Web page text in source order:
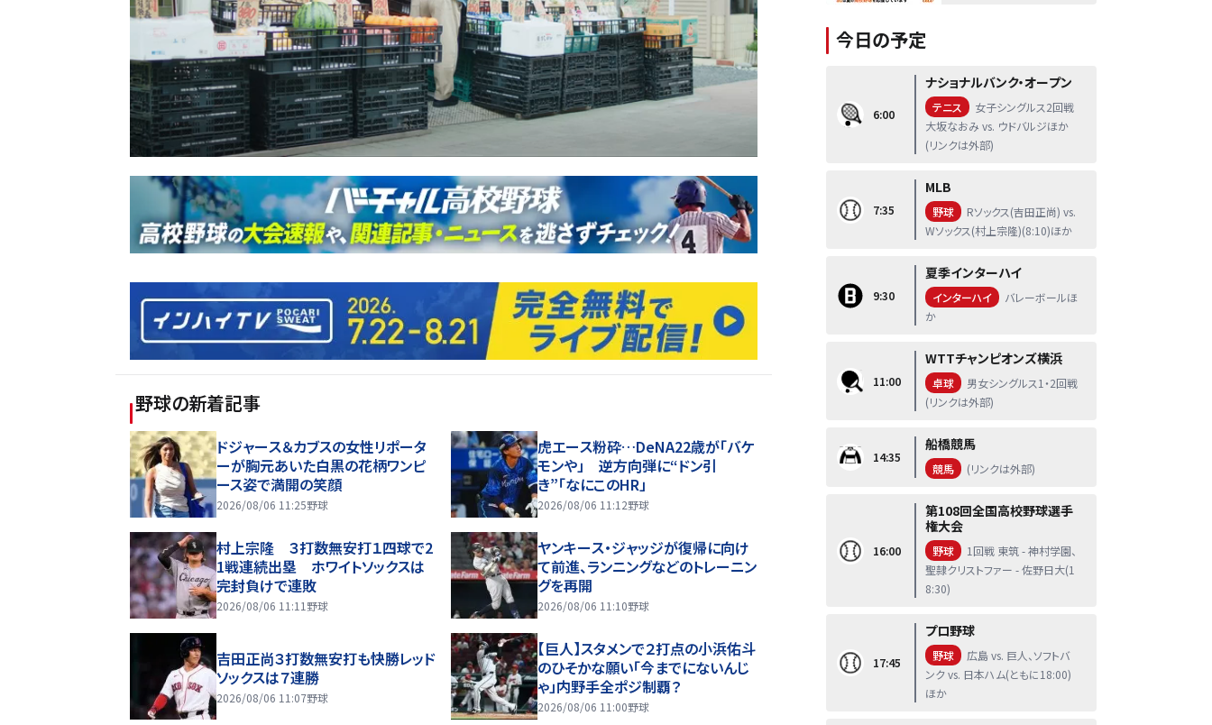
野球の新着記事
ドジャース＆カブスの女性リポータ
ーが胸元あいた白黒の花柄ワンピ
ース姿で満開の笑顔
2026/08/06 11:25野球
虎エース粉砕…DeNA22歳が「バケ
モンや」 逆方向弾に“ドン引
き”「なにこのHR」
2026/08/06 11:12野球
村上宗隆 ３打数無安打１四球で2
1戦連続出塁 ホワイトソックスは
完封負けで連敗
2026/08/06 11:11 野球
ヤンキース・ジャッジが復帰に向け
て前進、ランニングなどのトレーニン
グを再開
2026/08/06 11:10野球
吉田正尚３打数無安打も快勝レッド
ソックスは７連勝
2026/08/06 11:07野球
【巨人】スタメンで２打点の小浜佑斗
のひそかな願い「今までにないんじ
ゃ」内野手全ポジ制覇？
2026/08/06 11:00野球
今日の予定
6:00
ナショナルバンク・オープン
テニス
女子シングルス2回戦
大坂なおみ vs. ウドバルジほか
(リンクは外部)
7:35
MLB
野球
Rソックス(吉田正尚) vs.
Wソックス(村上宗隆)(8:10)ほか
9:30
夏季インターハイ
インターハイ
バレーボールほ
か
11:00
WTTチャンピオンズ横浜
卓球
男女シングルス1・2回戦
(リンクは外部)
14:35
船橋競馬
競馬 (リンクは外部)
16:00
第108回全国高校野球選手
権大会
野球
1回戦 東筑 - 神村学園、
聖隷クリストファー - 佐野日大(1
8:30)
17:45
プロ野球
野球
広島 vs. 巨人、ソフトバ
ンク vs. 日本ハム(ともに18:00)
ほか